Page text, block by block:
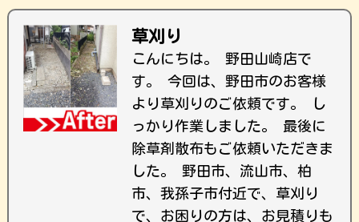
草刈り
こんにちは。 野田山崎店で
す。 今回は、野田市のお客様
より草刈りのご依頼です。 し
っかり作業しました。 最後に
除草剤散布もご依頼いただきま
した。 野田市、流山市、柏
市、我孫子市付近で、草刈り
で、お困りの方は、お見積りも